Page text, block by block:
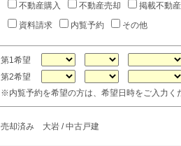
不動産購入 不動産売却
掲載不動
資料請求
内覧予約 その他
第1希望
第2希望
※内覧予約を希望の方は、希望日時をご入力く
売却済み 大岩 / 中古戸建